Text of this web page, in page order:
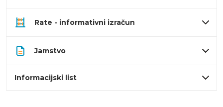
Rate - informativni izračun
Jamstvo
Informacijski list